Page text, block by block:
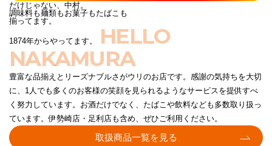
だけじゃない、中村。
調味料も麺類もお菓子もたばこも
揃ってます。
1874年からやってます。
HELLO
NAKAMURA
豊富な品揃えとリーズナブルさがウリのお店です。感謝の気持ちを大切
に、1人でも多くのお客様の笑顔を見られるようなサービスを提供すべ
く努力しています。お酒だけでなく、たばこや飲料なども多数取り扱っ
ています。伊勢崎店・足利店も含め、ぜひご利用ください。
取扱商品一覧を見る